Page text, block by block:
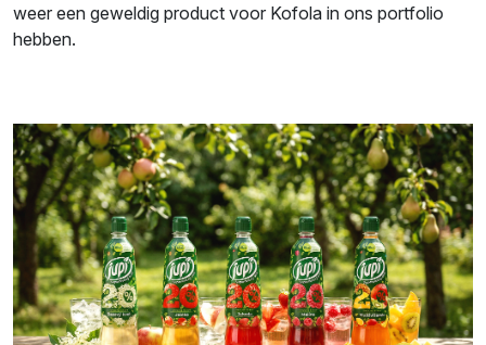
weer een geweldig product voor Kofola in ons portfolio
hebben.